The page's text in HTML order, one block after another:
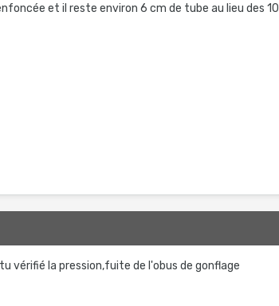
et il reste environ 6 cm de tube au lieu des 10
vérifié la pression,fuite de l'obus de gonflage